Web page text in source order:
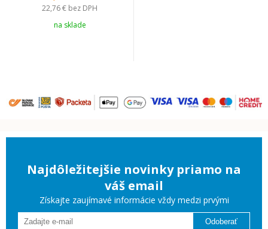
22,76 € bez DPH
na sklade
Najdôležitejšie novinky priamo na
váš email
Získajte zaujímavé informácie vždy medzi prvými
Odoberať